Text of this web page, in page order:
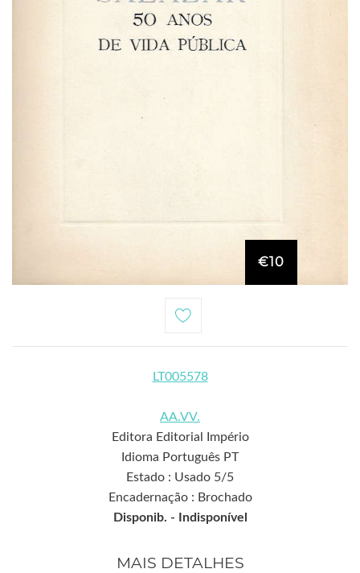
€10
LT005578
AA.VV.
Editora Editorial Império
Idioma Português PT
Estado : Usado 5/5
Encadernação : Brochado
Disponib. -
Indisponível
MAIS DETALHES